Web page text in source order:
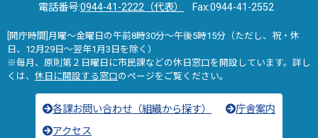
電話番号:0944-41-2222（代表） Fax:0944-41-2552
[開庁時間]月曜～金曜日の午前8時30分～午後5時15分（ただし、祝・休
日、12月29日～翌年1月3日を除く）
※毎月、原則第２日曜日に市民課などの休日窓口を開設しています。詳し
くは、 休日に開設する窓口のページをご覧ください。
各課お問い合わせ（組織から探す）
庁舎案内
アクセス